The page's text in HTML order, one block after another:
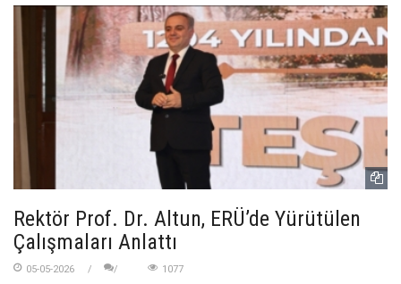
Rektör Prof. Dr. Altun, ERÜ’de Yürütülen
Çalışmaları Anlattı
05-05-2026 1077